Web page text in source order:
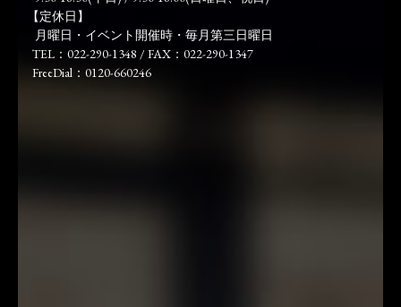
【定休日】
月曜日・イベント開催時・毎月第三日曜日
TEL：022-290-1348 / FAX：022-290-1347
FreeDial：0120-660246